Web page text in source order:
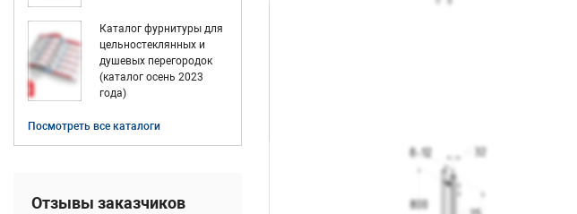
Каталог фурнитуры для
цельностеклянных и
душевых перегородок
(каталог осень 2023
года)
Посмотреть все каталоги
Отзывы заказчиков